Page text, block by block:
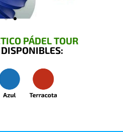
PÁDEL TOUR